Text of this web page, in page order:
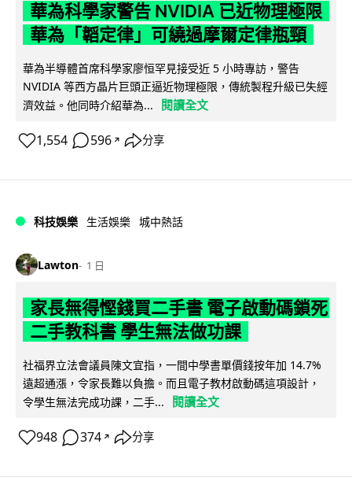
華為科學家警告 NVIDIA 已近物理極限
華為「韜定律」可繞過摩爾定律瓶頸
華為半導體首席科學家廖恒罕見接受近 5 小時專訪，警告
NVIDIA 等西方晶片巨頭正逼近物理極限，傳統製程升級已失經
濟效益。他同時介紹華為...
閱讀全文
1,554 596 ↗ 分享
科技娛樂 生活娛樂 城中熱話
Lawton 1 日
家長無得慳錢買二手書 電子啟動碼鎖死
二手教科書 學生無法做功課
社福界立法會議員陳文宜指，一間中學書單價錢按年加 14.7%
遠超通漲，令家長難以負擔。而且電子教材啟動碼這項設計，
令學生無法完成功課，二手...
閱讀全文
948 374 ↗ 分享